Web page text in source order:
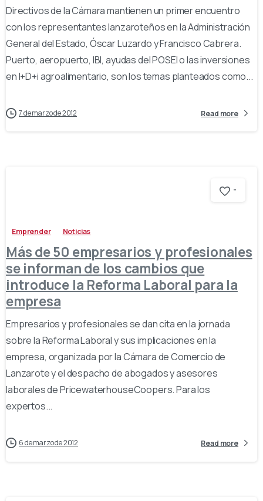
Directivos de la Cámara mantienen un primer encuentro
con los representantes lanzaroteños en la Administración
General del Estado, Óscar Luzardo y Francisco Cabrera.
Puerto, aeropuerto, IBI, ayudas del POSEI o las inversiones
en I+D+i agroalimentario, son los temas planteados como...
7 de marzo de 2012 Read more
-
Emprender Noticias
Más de 50 empresarios y profesionales
se informan de los cambios que
introduce la Reforma Laboral para la
empresa
Empresarios y profesionales se dan cita en la jornada
sobre la Reforma Laboral y sus implicaciones en la
empresa, organizada por la Cámara de Comercio de
Lanzarote y el despacho de abogados y asesores
laborales de PricewaterhouseCoopers. Para los
expertos...
6 de marzo de 2012 Read more